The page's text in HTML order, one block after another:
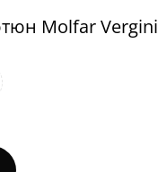
Molfar